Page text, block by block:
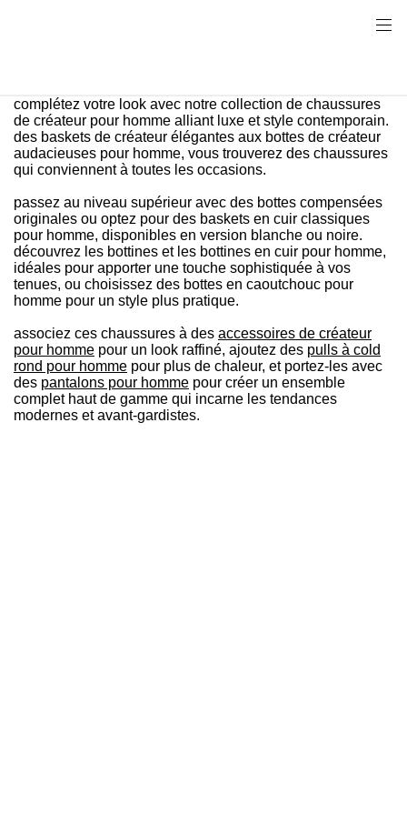
complétez votre look avec notre collection de chaussures
de créateur pour homme alliant luxe et style contemporain.
des baskets de créateur élégantes aux bottes de créateur
audacieuses pour homme, vous trouverez des chaussures
qui conviennent à toutes les occasions.
passez au niveau supérieur avec des bottes compensées
originales ou optez pour des baskets en cuir classiques
pour homme, disponibles en version blanche ou noire.
découvrez les bottines et les bottines en cuir pour homme,
idéales pour apporter une touche sophistiquée à vos
tenues, ou choisissez des bottes en caoutchouc pour
homme pour un style plus pratique.
associez ces chaussures à des accessoires de créateur
pour homme pour un look raffiné, ajoutez des pulls à cold
rond pour homme pour plus de chaleur, et portez-les avec
des pantalons pour homme pour créer un ensemble
complet haut de gamme qui incarne les tendances
modernes et avant-gardistes.